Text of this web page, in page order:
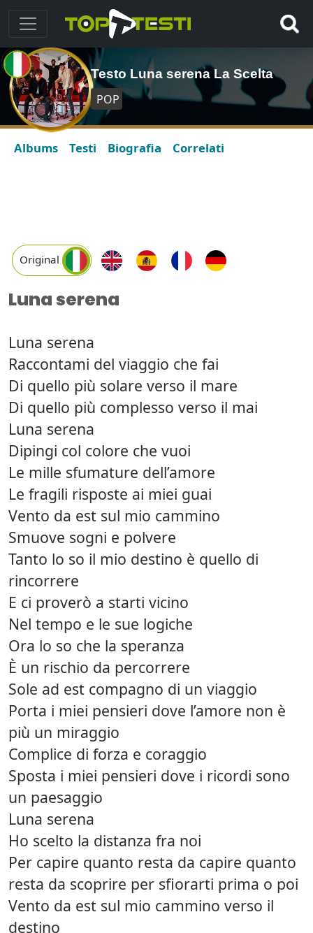
Testo Luna serena La Scelta
POP
Albums Testi Biografia Correlati
Original
Luna serena
Luna serena
Raccontami del viaggio che fai
Di quello più solare verso il mare
Di quello più complesso verso il mai
Luna serena
Dipingi col colore che vuoi
Le mille sfumature dell’amore
Le fragili risposte ai miei guai
Vento da est sul mio cammino
Smuove sogni e polvere
Tanto lo so il mio destino è quello di
rincorrere
E ci proverò a starti vicino
Nel tempo e le sue logiche
Ora lo so che la speranza
È un rischio da percorrere
Sole ad est compagno di un viaggio
Porta i miei pensieri dove l’amore non è
più un miraggio
Complice di forza e coraggio
Sposta i miei pensieri dove i ricordi sono
un paesaggio
Luna serena
Ho scelto la distanza fra noi
Per capire quanto resta da capire quanto
resta da scoprire per sfiorarti prima o poi
Vento da est sul mio cammino verso il
destino